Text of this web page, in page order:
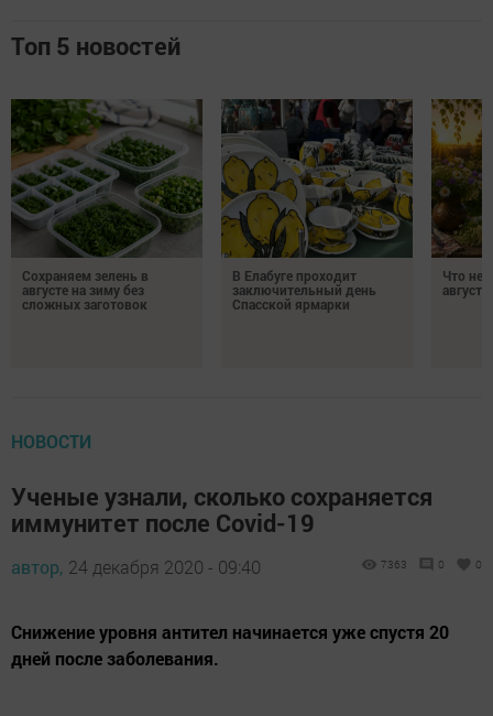
Топ 5 новостей
Сохраняем зелень в
августе на зиму без
сложных заготовок
В Елабуге проходит
заключительный день
Спасской ярмарки
Что
НОВОСТИ
Ученые узнали, сколько сохраняется
иммунитет после Covid-19
автор, 24 декабря 2020 - 09:40 7363 0 0
Снижение уровня антител начинается уже спустя 20
дней после заболевания.